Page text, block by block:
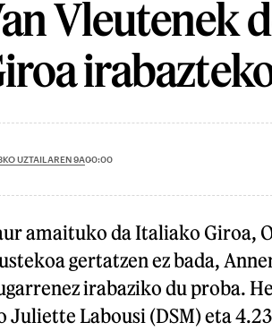
Vleutenek
UZTAILAREN 9A00:00
amaituko da Italiako Giroa,
gertatzen ez bada,
irabaziko du proba.
Juliette Labousi (DSM) eta